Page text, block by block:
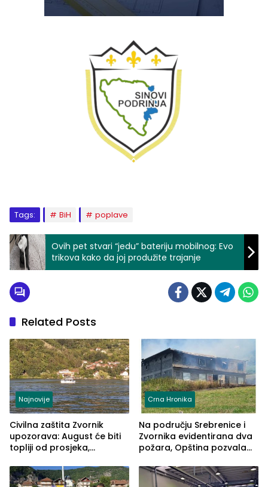
Tags: BiH poplave
Ovih pet stvari “jedu” bateriju mobilnog: Evo
trikova kako da joj produžite trajanje
Related Posts
Najnovije
Civilna zaštita Zvornik
upozorava: August će biti
topliji od prosjeka,
nestašice vode
Crna Hronika
Na području Srebrenice i
Zvornika evidentirana dva
požara, Opština pozvala